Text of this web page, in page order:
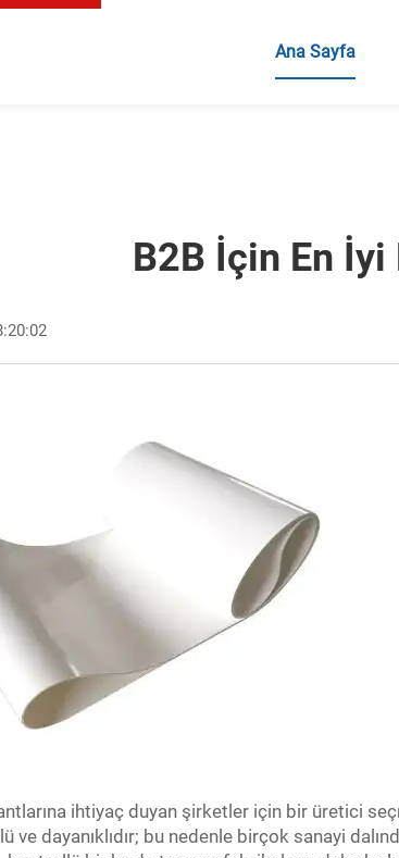
Ana Sayfa
B2B İçin En İyi
ihtiyaç duyan şirketler için bir üretici
ve dayanıklıdır; bu nedenle birçok sanayi